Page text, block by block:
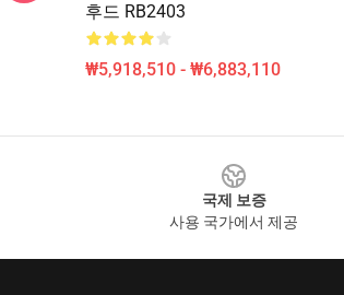
후드 RB2403
₩5,918,510 - ₩6,883,110
국제 보증
사용 국가에서 제공